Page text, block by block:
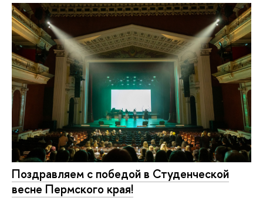
Поздравляем с победой в Студенческой
весне Пермского края!